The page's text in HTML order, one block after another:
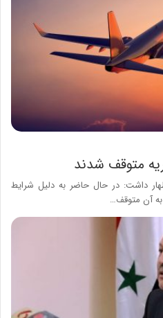
متوقف شدند
داشت: در حال حاضر به دلیل شرایط
آن متوقف…